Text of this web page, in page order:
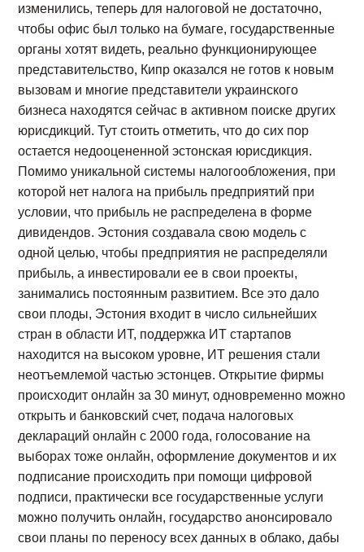
изменились, теперь для налоговой не достаточно,
чтобы офис был только на бумаге, государственные
органы хотят видеть, реально функционирующее
представительство, Кипр оказался не готов к новым
вызовам и многие представители украинского
бизнеса находятся сейчас в активном поиске других
юрисдикций. Тут стоить отметить, что до сих пор
остается недооцененной эстонская юрисдикция.
Помимо уникальной системы налогообложения, при
которой нет налога на прибыль предприятий при
условии, что прибыль не распределена в форме
дивидендов. Эстония создавала свою модель с
одной целью, чтобы предприятия не распределяли
прибыль, а инвестировали ее в свои проекты,
занимались постоянным развитием. Все это дало
свои плоды, Эстония входит в число сильнейших
стран в области ИТ, поддержка ИТ стартапов
находится на высоком уровне, ИТ решения стали
неотъемлемой частью эстонцев. Открытие фирмы
происходит онлайн за 30 минут, одновременно можно
открыть и банковский счет, подача налоговых
деклараций онлайн с 2000 года, голосование на
выборах тоже онлайн, оформление документов и их
подписание происходить при помощи цифровой
подписи, практически все государственные услуги
можно получить онлайн, государство анонсировало
свои планы по переносу всех данных в облако, дабы